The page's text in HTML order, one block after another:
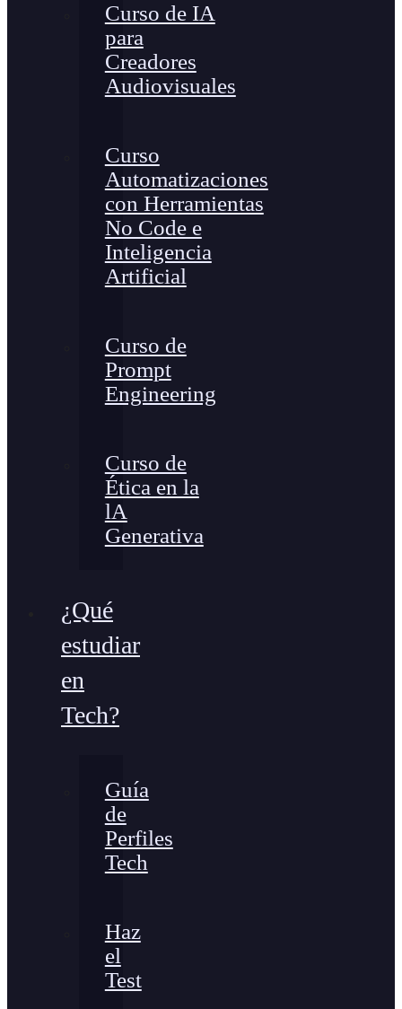
Curso de IA
para
Creadores
Audiovisuales
Curso
Automatizaciones
con Herramientas
No Code e
Inteligencia
Artificial
Curso de
Prompt
Engineering
Curso de
Ética en la
lA
Generativa
¿Qué
estudiar
en
Tech?
Guía
de
Perfiles
Tech
Haz
el
Test